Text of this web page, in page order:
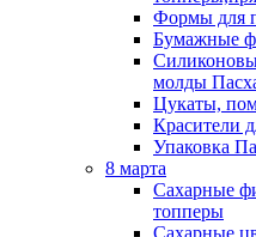
Формы для
Бумажные
молды
Цукаты,
Красители
Упаковка
8 марта
Сахарные
топперы
Сахарные